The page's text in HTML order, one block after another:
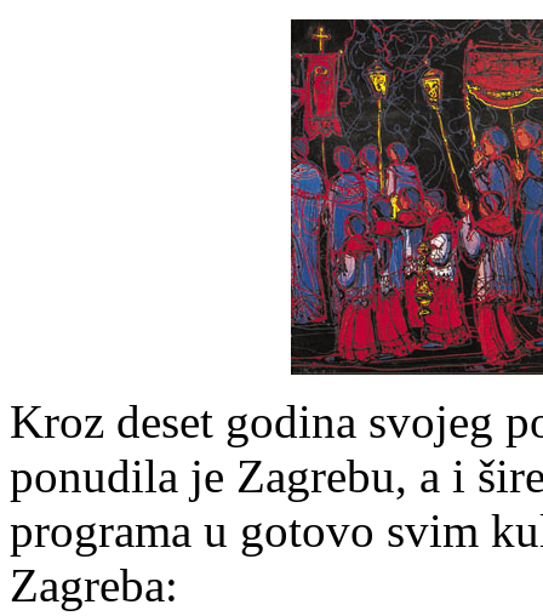
Kroz deset godina svojeg
ponudila je Zagrebu, a i
programa u gotovo svim
Zagreba: